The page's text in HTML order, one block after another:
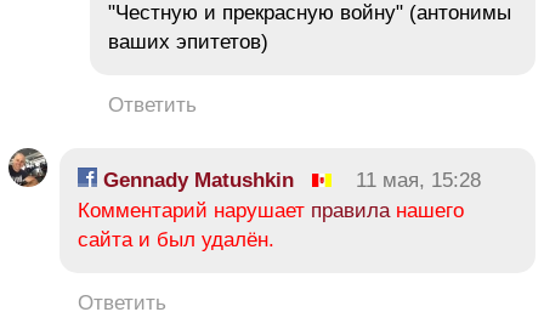
"Честную и прекрасную войну" (антонимы
ваших эпитетов)
Ответить
Gennady Matushkin
11 мая, 15:28
Комментарий нарушает правиланашего
сайта и был удалён.
Ответить